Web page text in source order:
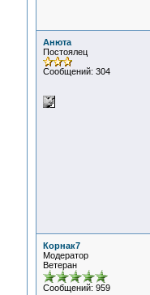
Анюта
Постоялец
Сообщений: 304
Корнак7
Модератор
Ветеран
Сообщений: 959